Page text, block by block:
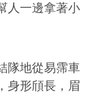
人一邊拿著小
隊地從易霈車
身形頎長，眉